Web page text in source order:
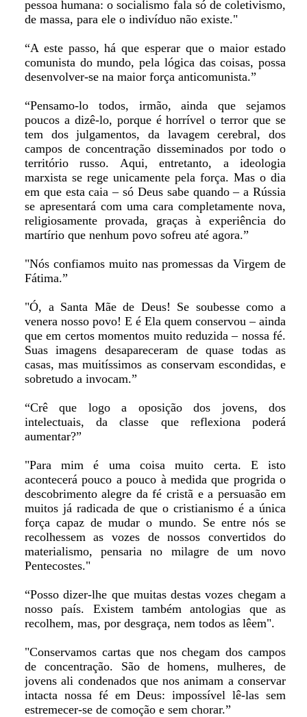
pessoa humana: o socialismo fala só de coletivismo,
de massa, para ele o indivíduo não existe."
“A este passo, há que esperar que o maior estado
comunista do mundo, pela lógica das coisas, possa
desenvolver-se na maior força anticomunista.”
“Pensamo-lo todos, irmão, ainda que sejamos
poucos a dizê-lo, porque é horrível o terror que se
tem dos julgamentos, da lavagem cerebral, dos
campos de concentração disseminados por todo o
território russo. Aqui, entretanto, a ideologia
marxista se rege unicamente pela força. Mas o dia
em que esta caia – só Deus sabe quando – a Rússia
se apresentará com uma cara completamente nova,
religiosamente provada, graças à experiência do
martírio que nenhum povo sofreu até agora.”
"Nós confiamos muito nas promessas da Virgem de
Fátima.”
"Ó, a Santa Mãe de Deus! Se soubesse como a
venera nosso povo! E é Ela quem conservou – ainda
que em certos momentos muito reduzida – nossa fé.
Suas imagens desapareceram de quase todas as
casas, mas muitíssimos as conservam escondidas, e
sobretudo a invocam.”
“Crê que logo a oposição dos jovens, dos
intelectuais, da classe que reflexiona poderá
aumentar?”
"Para mim é uma coisa muito certa. E isto
acontecerá pouco a pouco à medida que progrida o
descobrimento alegre da fé cristã e a persuasão em
muitos já radicada de que o cristianismo é a única
força capaz de mudar o mundo. Se entre nós se
recolhessem as vozes de nossos convertidos do
materialismo, pensaria no milagre de um novo
Pentecostes."
“Posso dizer-lhe que muitas destas vozes chegam a
nosso país. Existem também antologias que as
recolhem, mas, por desgraça, nem todos as lêem".
"Conservamos cartas que nos chegam dos campos
de concentração. São de homens, mulheres, de
jovens ali condenados que nos animam a conservar
intacta nossa fé em Deus: impossível lê-las sem
estremecer-se de comoção e sem chorar.”